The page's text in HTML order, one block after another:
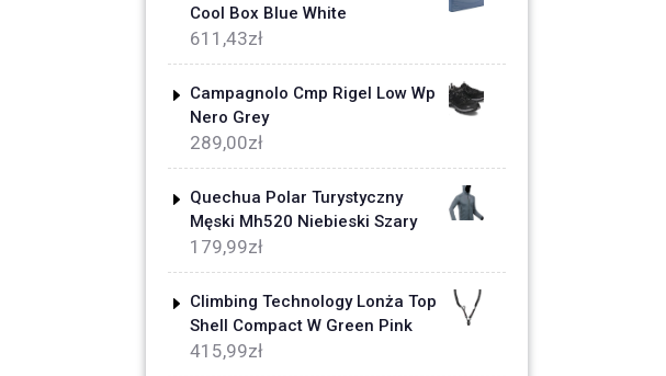
Cool Box Blue White
611,43zł
Campagnolo Cmp Rigel Low Wp
Nero Grey
289,00zł
Quechua Polar Turystyczny
Męski Mh520 Niebieski Szary
179,99zł
Climbing Technology Lonża Top
Shell Compact W Green Pink
415,99zł